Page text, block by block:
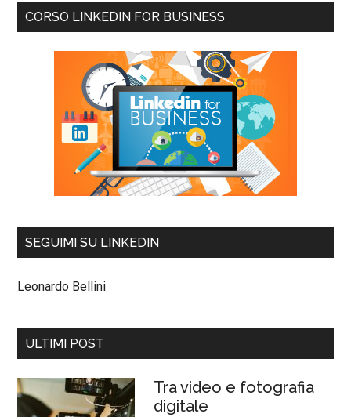
CORSO LINKEDIN FOR BUSINESS
SEGUIMI SU LINKEDIN
Leonardo Bellini
ULTIMI POST
Tra video e fotografia
digitale